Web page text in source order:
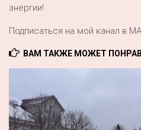
энергии!
Подписаться на мой канал в
ВАМ ТАКЖЕ МОЖЕТ